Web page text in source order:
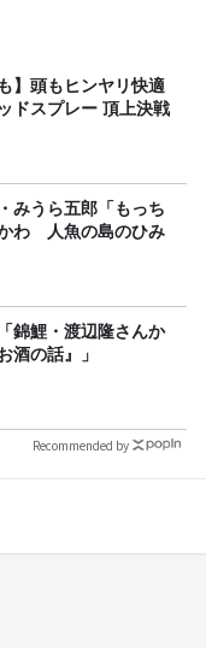
】頭もヒンヤリ快適
ドスプレー 頂上決戦
みうら五郎「もっち
わ 人魚の島のひみ
酒の話』」
Recommended by